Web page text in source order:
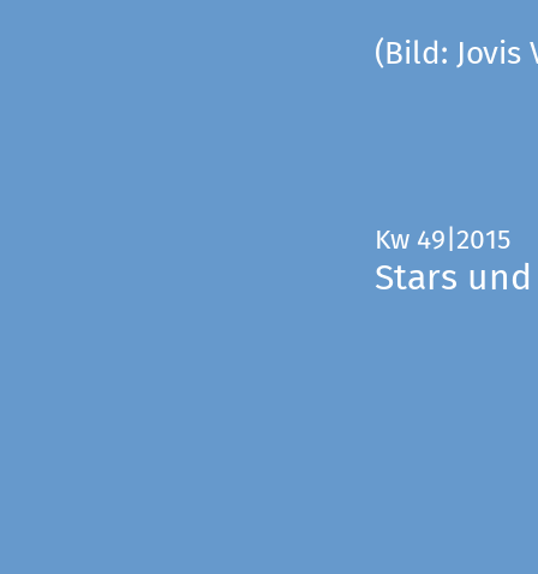
(Bild: Jovis
Kw 49|2015
Stars